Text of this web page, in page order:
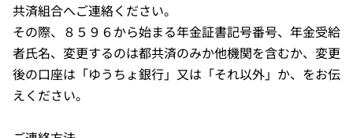
共済組合へご連絡ください。
その際、８５９６から始まる年金証書記号番号、年金受給
者氏名、変更するのは都共済のみか他機関を含むか、変更
後の口座は「ゆうちょ銀行」又は「それ以外」か、をお伝
えください。